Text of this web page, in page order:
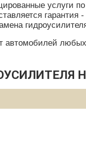
услуги
гарантия